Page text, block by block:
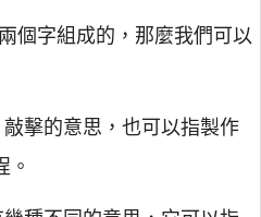
個字組成的，那麼我們可以
擊的意思，也可以指製作
。